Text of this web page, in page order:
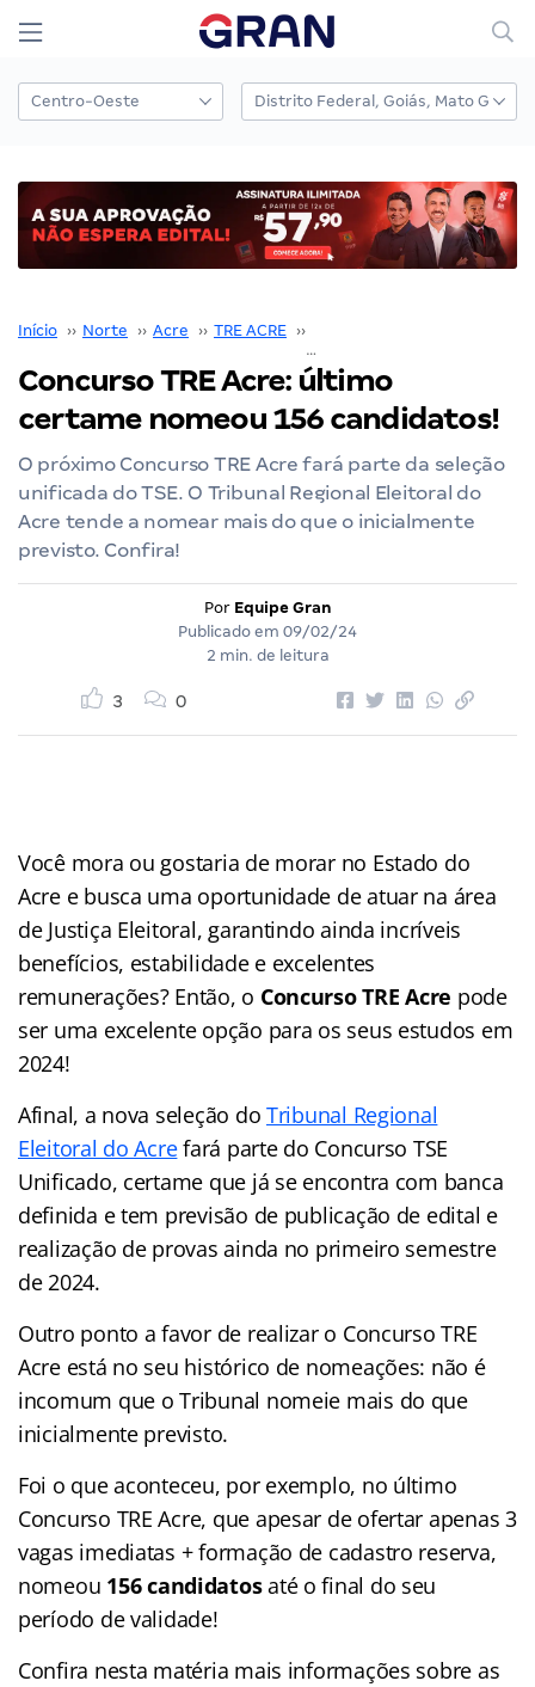
Início ›› Norte ›› Acre ›› TRE ACRE ››
Concurso TRE Acre: último
certame nomeou 156 candidatos!
O próximo Concurso TRE Acre fará parte da seleção
unificada do TSE. O Tribunal Regional Eleitoral do
Acre tende a nomear mais do que o inicialmente
previsto. Confira!
Por Equipe Gran
Publicado em 09/02/24
2 min. de leitura
3 0
Você mora ou gostaria de morar no Estado do
Acre e busca uma oportunidade de atuar na área
de Justiça Eleitoral, garantindo ainda incríveis
benefícios, estabilidade e excelentes
remunerações? Então, o Concurso TRE Acre pode
ser uma excelente opção para os seus estudos em
2024!
Afinal, a nova seleção do Tribunal Regional
Eleitoral do Acrefará parte do Concurso TSE
Unificado, certame que já se encontra com banca
definida e tem previsão de publicação de edital e
realização de provas ainda no primeiro semestre
de 2024.
Outro ponto a favor de realizar o Concurso TRE
Acre está no seu histórico de nomeações: não é
incomum que o Tribunal nomeie mais do que
inicialmente previsto.
Foi o que aconteceu, por exemplo, no último
Concurso TRE Acre, que apesar de ofertar apenas 3
vagas imediatas + formação de cadastro reserva,
nomeou 156 candidatosaté o final do seu
período de validade!
Confira nesta matéria mais informações sobre as